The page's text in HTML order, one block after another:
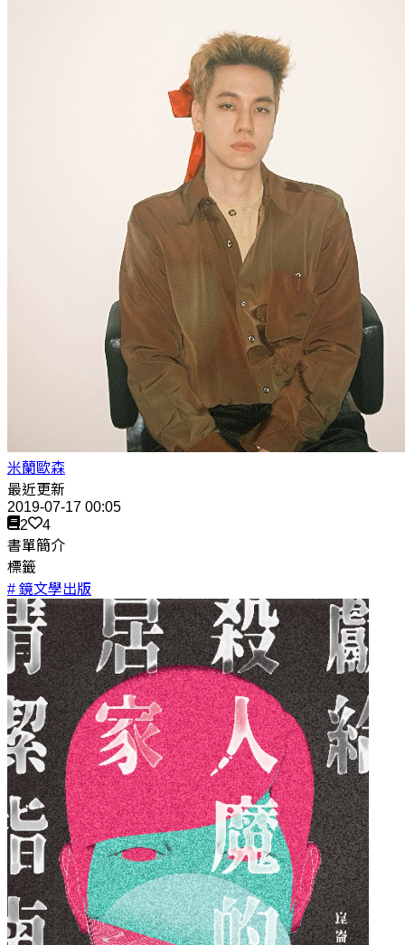
米蘭歐森
最近更新
2019-07-17 00:05
2
4
書單簡介
標籤
# 鏡文學出版